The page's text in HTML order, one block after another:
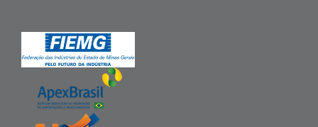
SINDIVESTMG e STICCEP
SINDIVESTMG e SOAC Interior
SINDIVESTMG e FETIVESTMG
SINDIVESTMG e SOAC DIVINÓPOLIS e Região